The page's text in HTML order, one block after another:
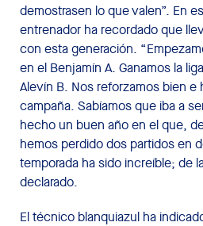
demostrasen lo que valen”. En
entrenador ha recordado que
con esta generación.
en el Benjamín A. Ganamos la
Alevín B. Nos reforzamos bien e
campaña. Sabíamos que iba a
hecho un buen año en el que,
hemos perdido dos partidos en
temporada ha sido increíble; de
declarado.
El técnico blanquiazul ha